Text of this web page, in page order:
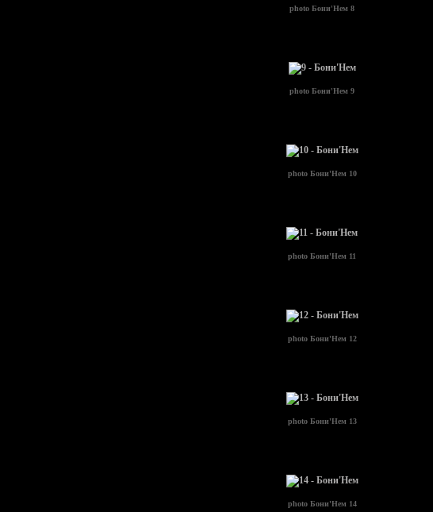
photo Бони'Нем 8
photo Бони'Нем 9
photo Бони'Нем 10
photo Бони'Нем 11
photo Бони'Нем 12
photo Бони'Нем 13
photo Бони'Нем 14